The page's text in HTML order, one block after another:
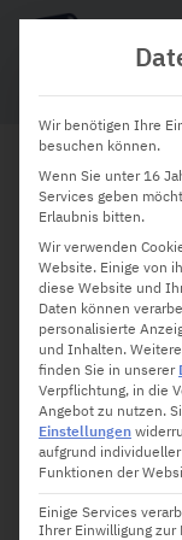
Die
Updates
Leistung
Wir benötigen Ihre
besuchen können.
Wenn Sie unter 16
Services geben
Erlaubnis bitten.
Wir verwenden
Website. Einige von
diese Website und
Daten können
personalisierte
und Inhalten.
finden Sie in unserer
Verpflichtung, in die
Angebot zu nutzen.
Einstellungen
aufgrund
Funktionen der
Einige Services
Ihrer Einwilligung zur